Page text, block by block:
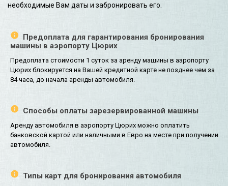
необходимые Вам даты и забронировать его.
Предоплата для гарантирования бронирования
машины в аэропорту Цюрих
Предоплата стоимости 1 суток за аренду машины в аэропорту
Цюрих блокируется на Вашей кредитной карте не позднее чем за
84 часа, до начала аренды автомобиля.
Способы оплаты зарезервированной машины
Аренду автомобиля в аэропорту Цюрих можно оплатить
банковской картой или наличными в Евро на месте при получении
автомобиля.
Типы карт для бронирования автомобиля